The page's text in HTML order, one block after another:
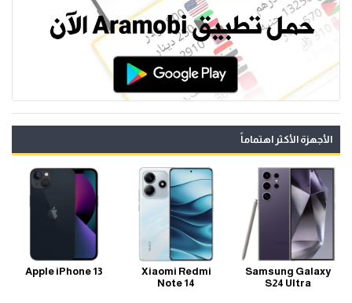
الأجهزة الأكثر اهتماماً
Samsung Galaxy
S24 Ultra
Xiaomi Redmi
Note 14
Apple iPhone 13